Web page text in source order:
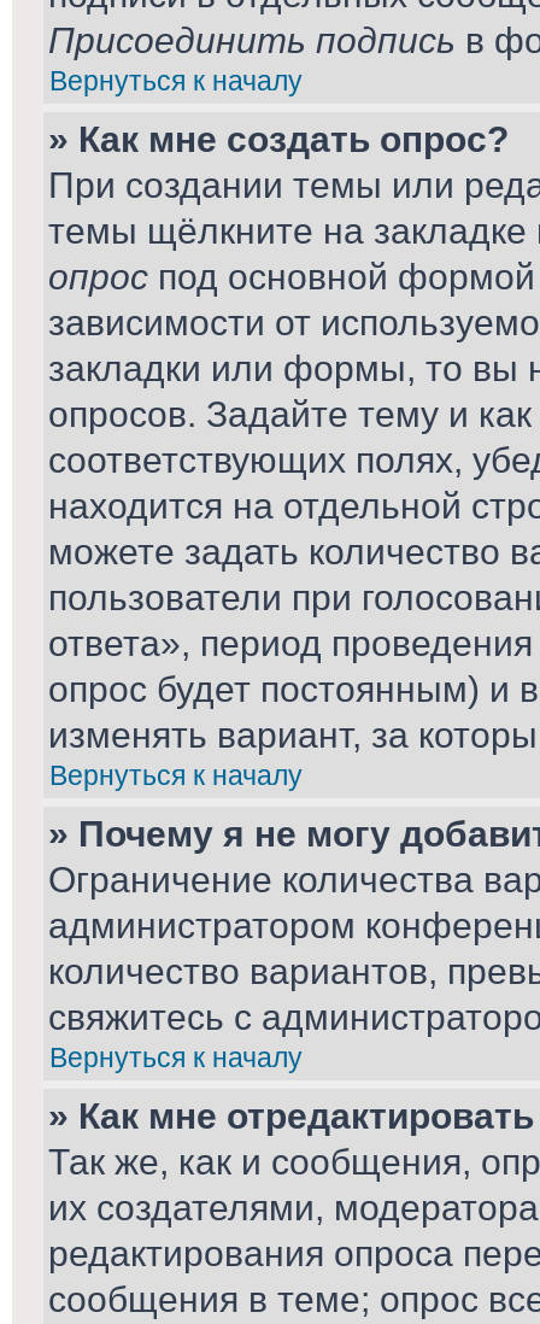
Присоединить подпись в
Вернуться к началу
» Как мне создать опрос?
При создании темы или
темы щёлкните на
опрос под основной
зависимости от
закладки или формы, то вы
опросов. Задайте тему и
соответствующих полях,
находится на отдельной
можете задать количество
пользователи при
ответа», период
опрос будет постоянным) и
изменять вариант, за
Вернуться к началу
» Почему я не могу
Ограничение количества
администратором
количество вариантов,
свяжитесь с
Вернуться к началу
» Как мне
Так же, как и сообщения,
их создателями,
редактирования опроса
сообщения в теме; опрос